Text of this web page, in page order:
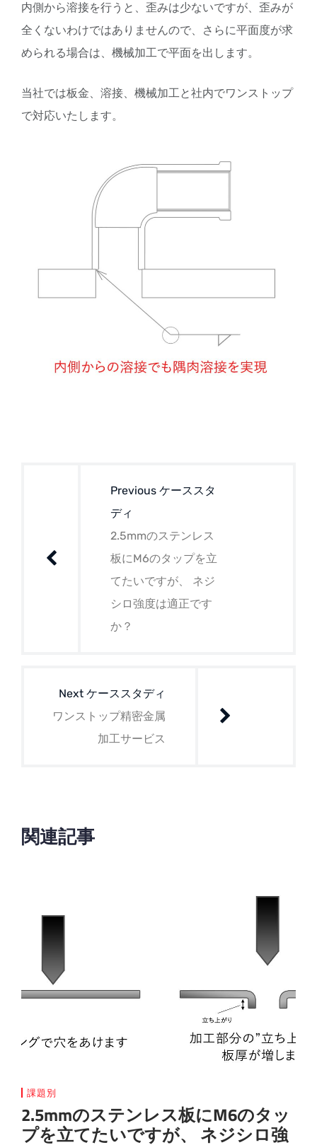
内側から溶接を行うと、歪みは少ないですが、歪みが
全くないわけではありませんので、さらに平面度が求
められる場合は、機械加工で平面を出します。
当社では板金、溶接、機械加工と社内でワンストップ
で対応いたします。
Previous ケーススタ
ディ
2.5mmのステンレス
板にM6のタップを立
てたいですが、 ネジ
シロ強度は適正です
か？
Next ケーススタディ
ワンストップ精密金属
加工サービス
関連記事
課題別
2.5mmのステンレス板にM6のタッ
プを立てたいですが、 ネジシロ強